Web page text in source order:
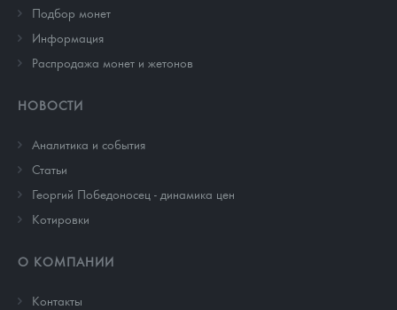
Подбор монет
Информация
Распродажа монет и жетонов
НОВОСТИ
Аналитика и события
Cтатьи
Георгий Победоносец - динамика цен
Котировки
О КОМПАНИИ
Контакты